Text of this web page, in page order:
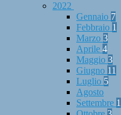
2022
Gennaio 7
Febbraio 1
Marzo 3
Aprile 4
Maggio 3
Giugno 11
Luglio 5
Agosto
Settembre 1